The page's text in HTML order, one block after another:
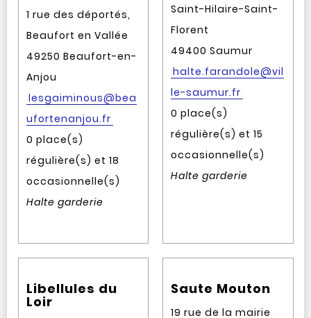
1 rue des déportés,
Beaufort en Vallée
49250 Beaufort-en-
Anjou
lesgaiminous@bea
ufortenanjou.fr
0 place(s)
régulière(s) et 18
occasionnelle(s)
Halte garderie
Saint-Hilaire-Saint-
Florent
49400 Saumur
halte.farandole@vil
le-saumur.fr
0 place(s)
régulière(s) et 15
occasionnelle(s)
Halte garderie
Libellules du
Loir
Saute Mouton
19 rue de la mairie